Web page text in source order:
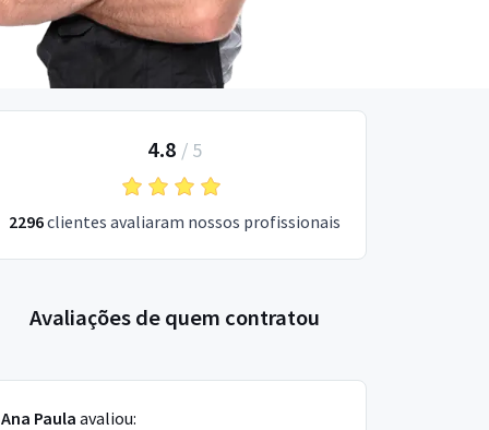
4.8 / 5
2296clientes avaliaram nossos profissionais
Avaliações de quem contratou
Ana Paula avaliou: